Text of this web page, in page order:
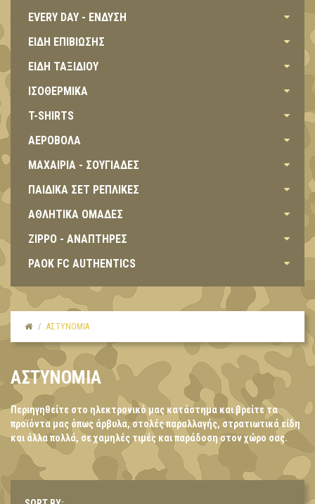
EVERY DAY - ΕΝΔΥΣΗ
ΕΙΔΗ ΕΠΙΒΙΩΣΗΣ
ΕΙΔΗ ΤΑΞΙΔΙΟΥ
ΙΣΟΘΕΡΜΙΚΑ
T-SHIRTS
ΑΕΡΟΒΟΛΑ
ΜΑΧΑΙΡΙΑ - ΣΟΥΓΙΑΔΕΣ
ΠΑΙΔΙΚΑ ΣΕΤ ΡΕΠΛΙΚΕΣ
ΑΘΛΗΤΙΚΑ ΟΜΑΔΕΣ
ZIPPO - ΑΝΑΠΤΗΡΕΣ
PAOK FC AUTHENTICS
ΑΣΤΥΝΟΜΙΑ
ΑΣΤΥΝΟΜΙΑ
Περιηγηθείτε στο ηλεκτρονικό μας κατάστημα και βρείτε τα
προϊόντα μας όπως άρβυλα, στολές παραλλαγής, στρατιωτικά είδη
και άλλα πολλά, σε χαμηλές τιμές και παράδοση στον χώρο σας.